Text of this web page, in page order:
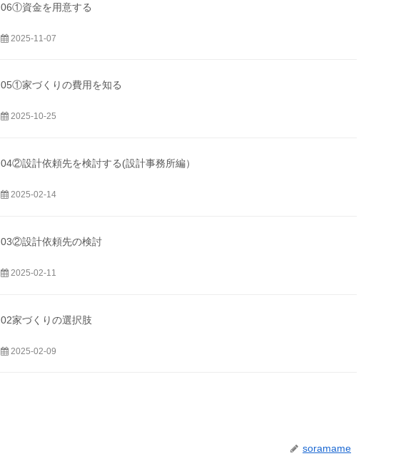
06①資金を用意する
2025-11-07
05①家づくりの費用を知る
2025-10-25
04②設計依頼先を検討する(設計事務所編）
2025-02-14
03②設計依頼先の検討
2025-02-11
02家づくりの選択肢
2025-02-09
soramame